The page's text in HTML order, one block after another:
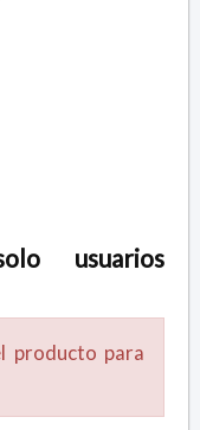
usuarios
producto para